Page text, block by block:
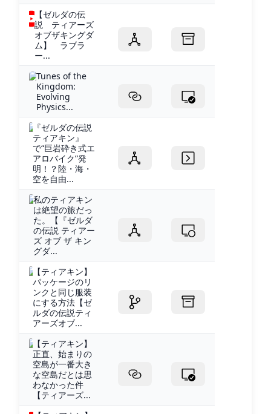
【ゼルダの伝
説 ティアーズ
オブザキングダ
ム】 ラブラ
ー...
Tunes of the
Kingdom:
Evolving
Physics...
『ゼルダの伝説
ティアキン』
で“巨岩砕き式エ
アロバイク”発
明！？陸・海・
空を自由...
私のティアキン
は絶望の旅だっ
た。【『ゼルダ
の伝説 ティアー
ズ オブ ザ キン
グダ...
【ティアキン】
パッケージのリ
ンクと同じ服装
にする方法【ゼ
ルダの伝説ティ
アーズオブ...
【ティアキン】
正直、始まりの
空島が一番大き
な空島だとは思
わなかった件
【ティアーズ...